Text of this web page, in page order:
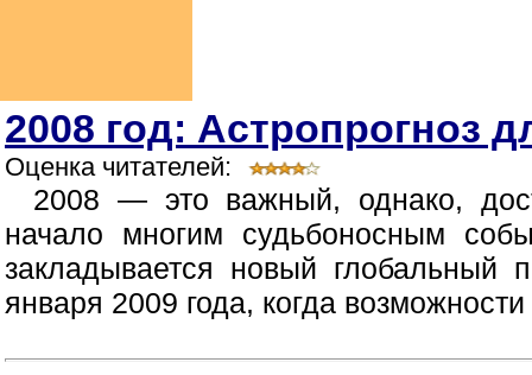
2008 год: Астропрогноз
Оценка читателей:
2008 — это важный, однако,
начало многим судьбоносным
закладывается новый глобальный
января 2009 года, когда